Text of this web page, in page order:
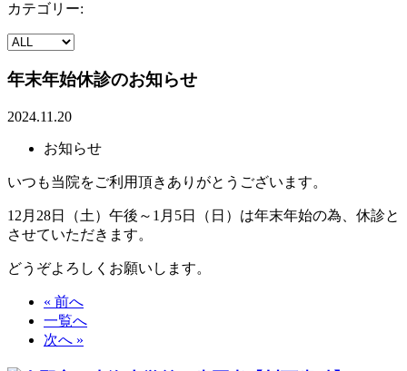
カテゴリー:
年末年始休診のお知らせ
2024.11.20
お知らせ
いつも当院をご利用頂きありがとうございます。
12月28日（土）午後～1月5日（日）は年末年始の為、休診と
させていただきます。
どうぞよろしくお願いします。
« 前へ
一覧へ
次へ »